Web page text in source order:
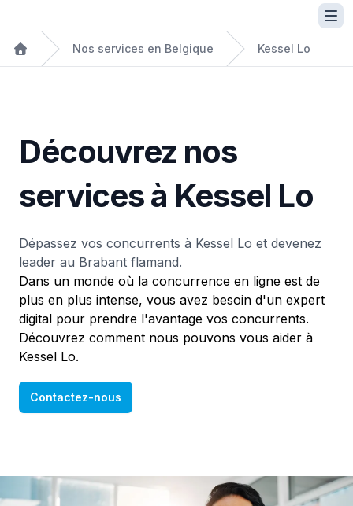
Nos services en Belgique Kessel Lo
Découvrez nos
services à Kessel Lo
Dépassez vos concurrents à Kessel Lo et devenez
leader au Brabant flamand.
Dans un monde où la concurrence en ligne est de
plus en plus intense, vous avez besoin d'un expert
digital pour prendre l'avantage vos concurrents.
Découvrez comment nous pouvons vous aider à
Kessel Lo.
Contactez-nous